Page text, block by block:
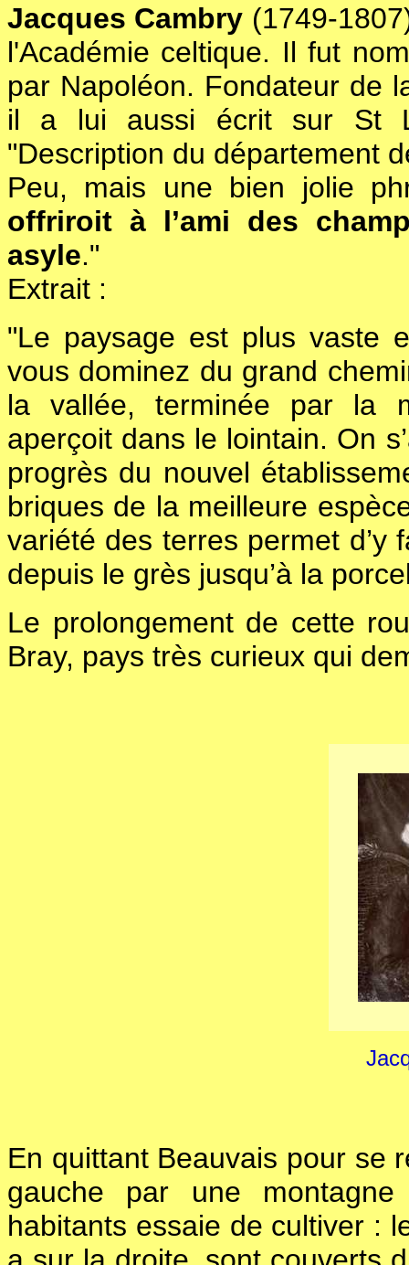
Jacques Cambry (1749-
l'Académie celtique. Il fut
par Napoléon. Fondateur de
il a lui aussi écrit sur St
"Description du département
Peu, mais une bien jolie
offriroit à l’ami des
asyle."
Extrait :
"Le paysage est plus vaste
vous dominez du grand
la vallée, terminée par la
aperçoit dans le lointain. On
progrès du nouvel
briques de la meilleure
variété des terres permet d’y
depuis le grès jusqu’à la
Le prolongement de cette
Bray, pays très curieux qui
En quittant Beauvais pour se
gauche par une
habitants essaie de cultiver :